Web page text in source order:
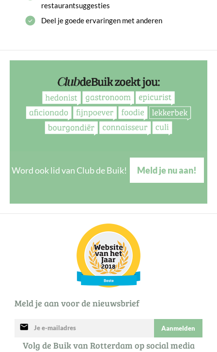
restaurantsuggesties
Deel je goede ervaringen met anderen
Word ook lid van Club de Buik! Meld je nu aan!
Meld je aan voor de nieuwsbrief
mail Aanmelden
Volg de Buik van Rotterdam op social media